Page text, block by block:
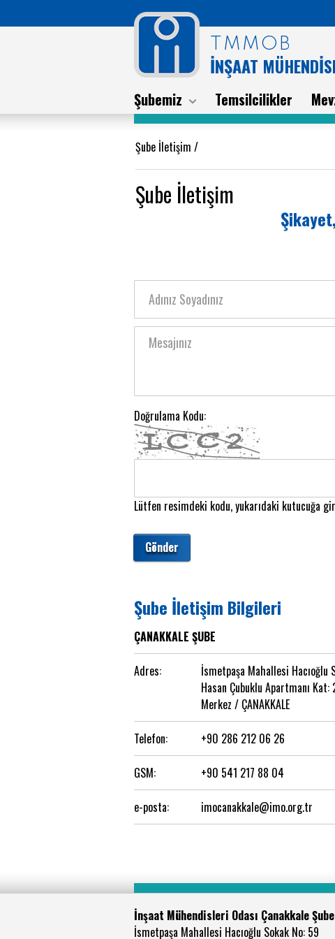
TMMOB
İNŞAAT
Şubemiz Temsilcilikler
Şube İletişim /
Şube İletişim
Doğrulama Kodu:
Lütfen resimdeki kodu, yukarıdaki kutucuğa
Şube İletişim Bilgileri
ÇANAKKALE ŞUBE
Adres:
İsmetpaşa Mahallesi Hacıoğlu
Hasan Çubuklu Apartmanı Kat:
Merkez / ÇANAKKALE
Telefon: +90 286 212 06 26
GSM: +90 541 217 88 04
e-posta: imocanakkale@imo.org.tr
İnşaat Mühendisleri Odası Çanakkale Şube
İsmetpaşa Mahallesi Hacıoğlu Sokak No: 59